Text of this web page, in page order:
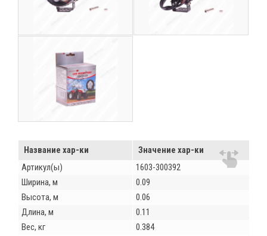
Название хар-ки
Значение хар-ки
Артикул(ы)
1603-300392
Ширина, м
0.09
Высота, м
0.06
Длина, м
0.11
Вес, кг
0.384